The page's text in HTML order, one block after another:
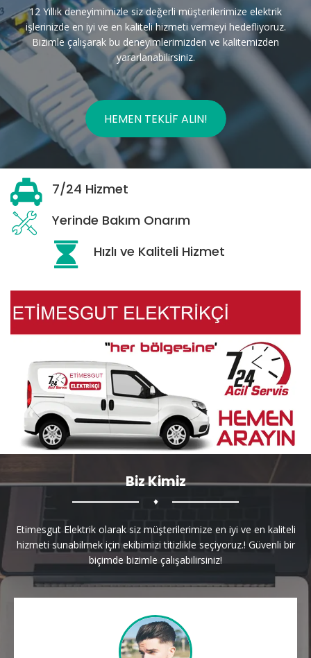
12 Yıllık deneyimimizle siz değerli müşterilerimize elektrik
işlerinizde en iyi ve en kaliteli hizmeti vermeyi hedefliyoruz.
Bizimle çalışarak bu deneyimlerimizden ve kalitemizden
yararlanabilirsiniz.
HEMEN TEKLIF ALIN!
7/24 Hizmet
Yerinde Bakım Onarım
Hızlı ve Kaliteli Hizmet
Biz Kimiz
♦
Etimesgut Elektrik olarak siz müşterilerimize en iyi ve en kaliteli
hizmeti sunabilmek için ekibimizi titizlikle seçiyoruz.! Güvenli bir
biçimde bizimle çalışabilirsiniz!